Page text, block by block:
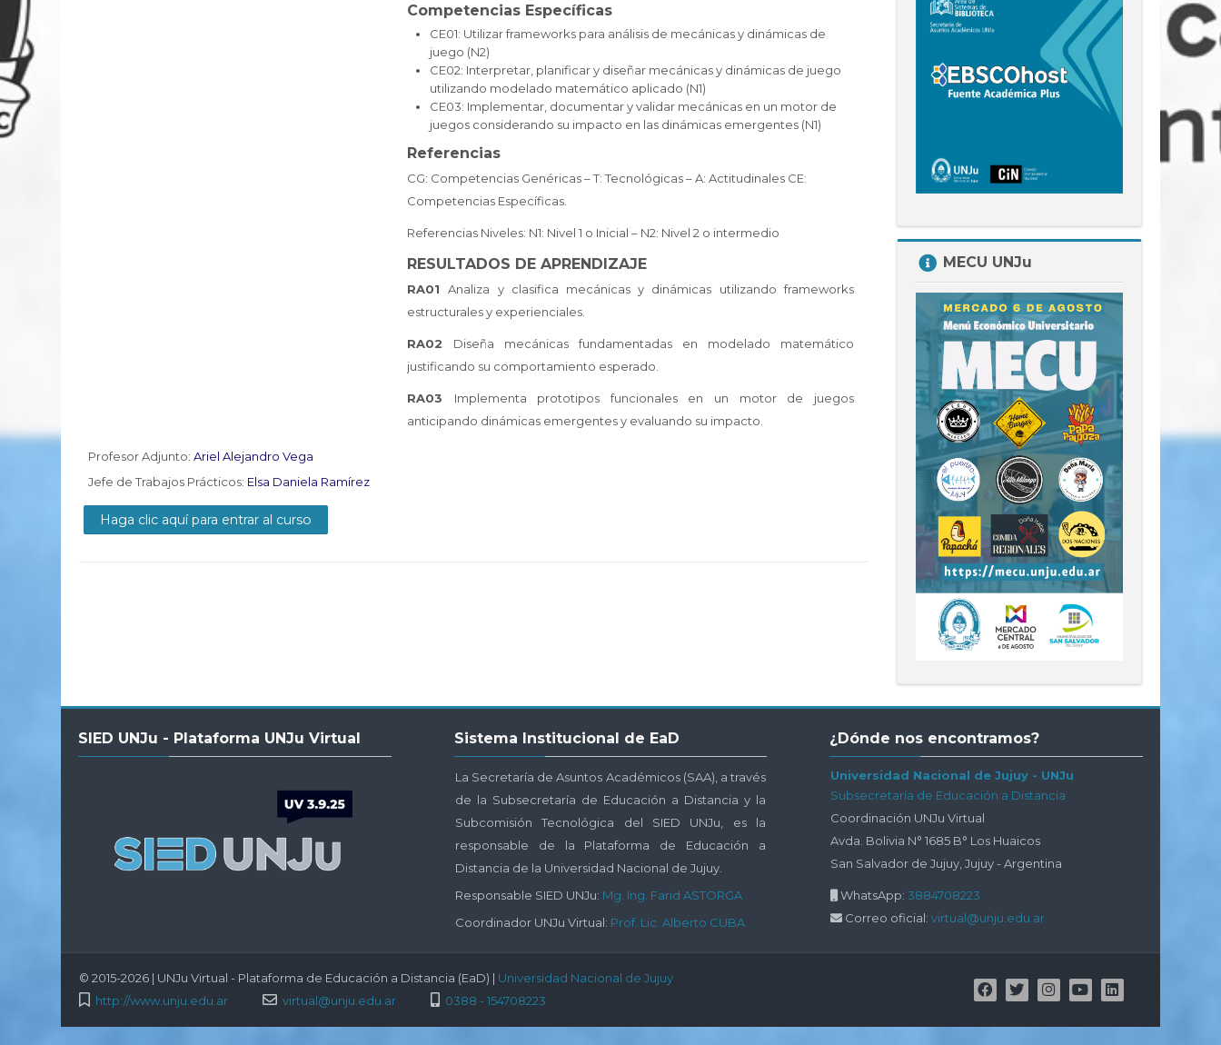
Competencias Específicas
CE01: Utilizar frameworks para análisis de mecánicas y dinámicas de
juego (N2)
CE02: Interpretar, planificar y diseñar mecánicas y dinámicas de juego
utilizando modelado matemático aplicado (N1)
CE03: Implementar, documentar y validar mecánicas en un motor de
juegos considerando su impacto en las dinámicas emergentes (N1)
Referencias
CG: Competencias Genéricas – T: Tecnológicas – A: Actitudinales CE:
Competencias Específicas.
Referencias Niveles: N1: Nivel 1 o Inicial – N2: Nivel 2 o intermedio
RESULTADOS DE APRENDIZAJE
RA01Analiza y clasifica mecánicas y dinámicas utilizando frameworks
estructurales y experienciales.
RA02 Diseña mecánicas fundamentadas en modelado matemático
justificando su comportamiento esperado.
RA03 Implementa prototipos funcionales en un motor de juegos
anticipando dinámicas emergentes y evaluando su impacto.
Profesor Adjunto:Ariel Alejandro Vega
Jefe de Trabajos Prácticos: Elsa Daniela Ramírez
Haga clic aquí para entrar al curso
MECU
UNJu
MECU UNJu
SIEDSIED UNJu - Plataforma UNJu Virtual
Sistema
Sistema Institucional de EaD
La Secretaría de Asuntos Académicos (SAA), a través
de la Subsecretaría de Educación a Distancia y la
Subcomisión Tecnológica del SIED UNJu, es la
responsable de la Plataforma de Educación a
Distancia de la Universidad Nacional de Jujuy.
Responsable SIED UNJu: Mg. Ing. Farid ASTORGA
Coordinador UNJu Virtual: Prof. Lic. Alberto CUBA
¿Dónde
¿Dónde nos encontramos?
Universidad Nacional de Jujuy - UNJu
Subsecretaría de Educación a Distancia
Coordinación UNJu Virtual
Avda. Bolivia N° 1685 B° Los Huaicos
San Salvador de Jujuy, Jujuy - Argentina
WhatsApp: 3884708223
Correo oficial:virtual@unju.edu.ar
© 2015-2026 | UNJu Virtual - Plataforma de Educación a Distancia (EaD) | Universidad Nacional de Jujuy
http://www.unju.edu.ar
virtual@unju.edu.ar 0388 - 154708223